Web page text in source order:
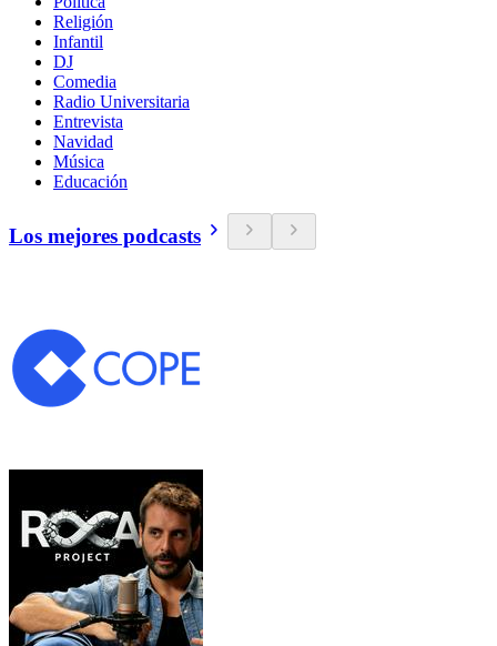
Religión
Infantil
DJ
Comedia
Radio Universitaria
Entrevista
Navidad
Música
Educación
Los mejores podcasts